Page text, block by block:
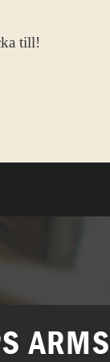
till!
ARMS